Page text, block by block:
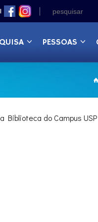
PESSOAS
do Campus USP